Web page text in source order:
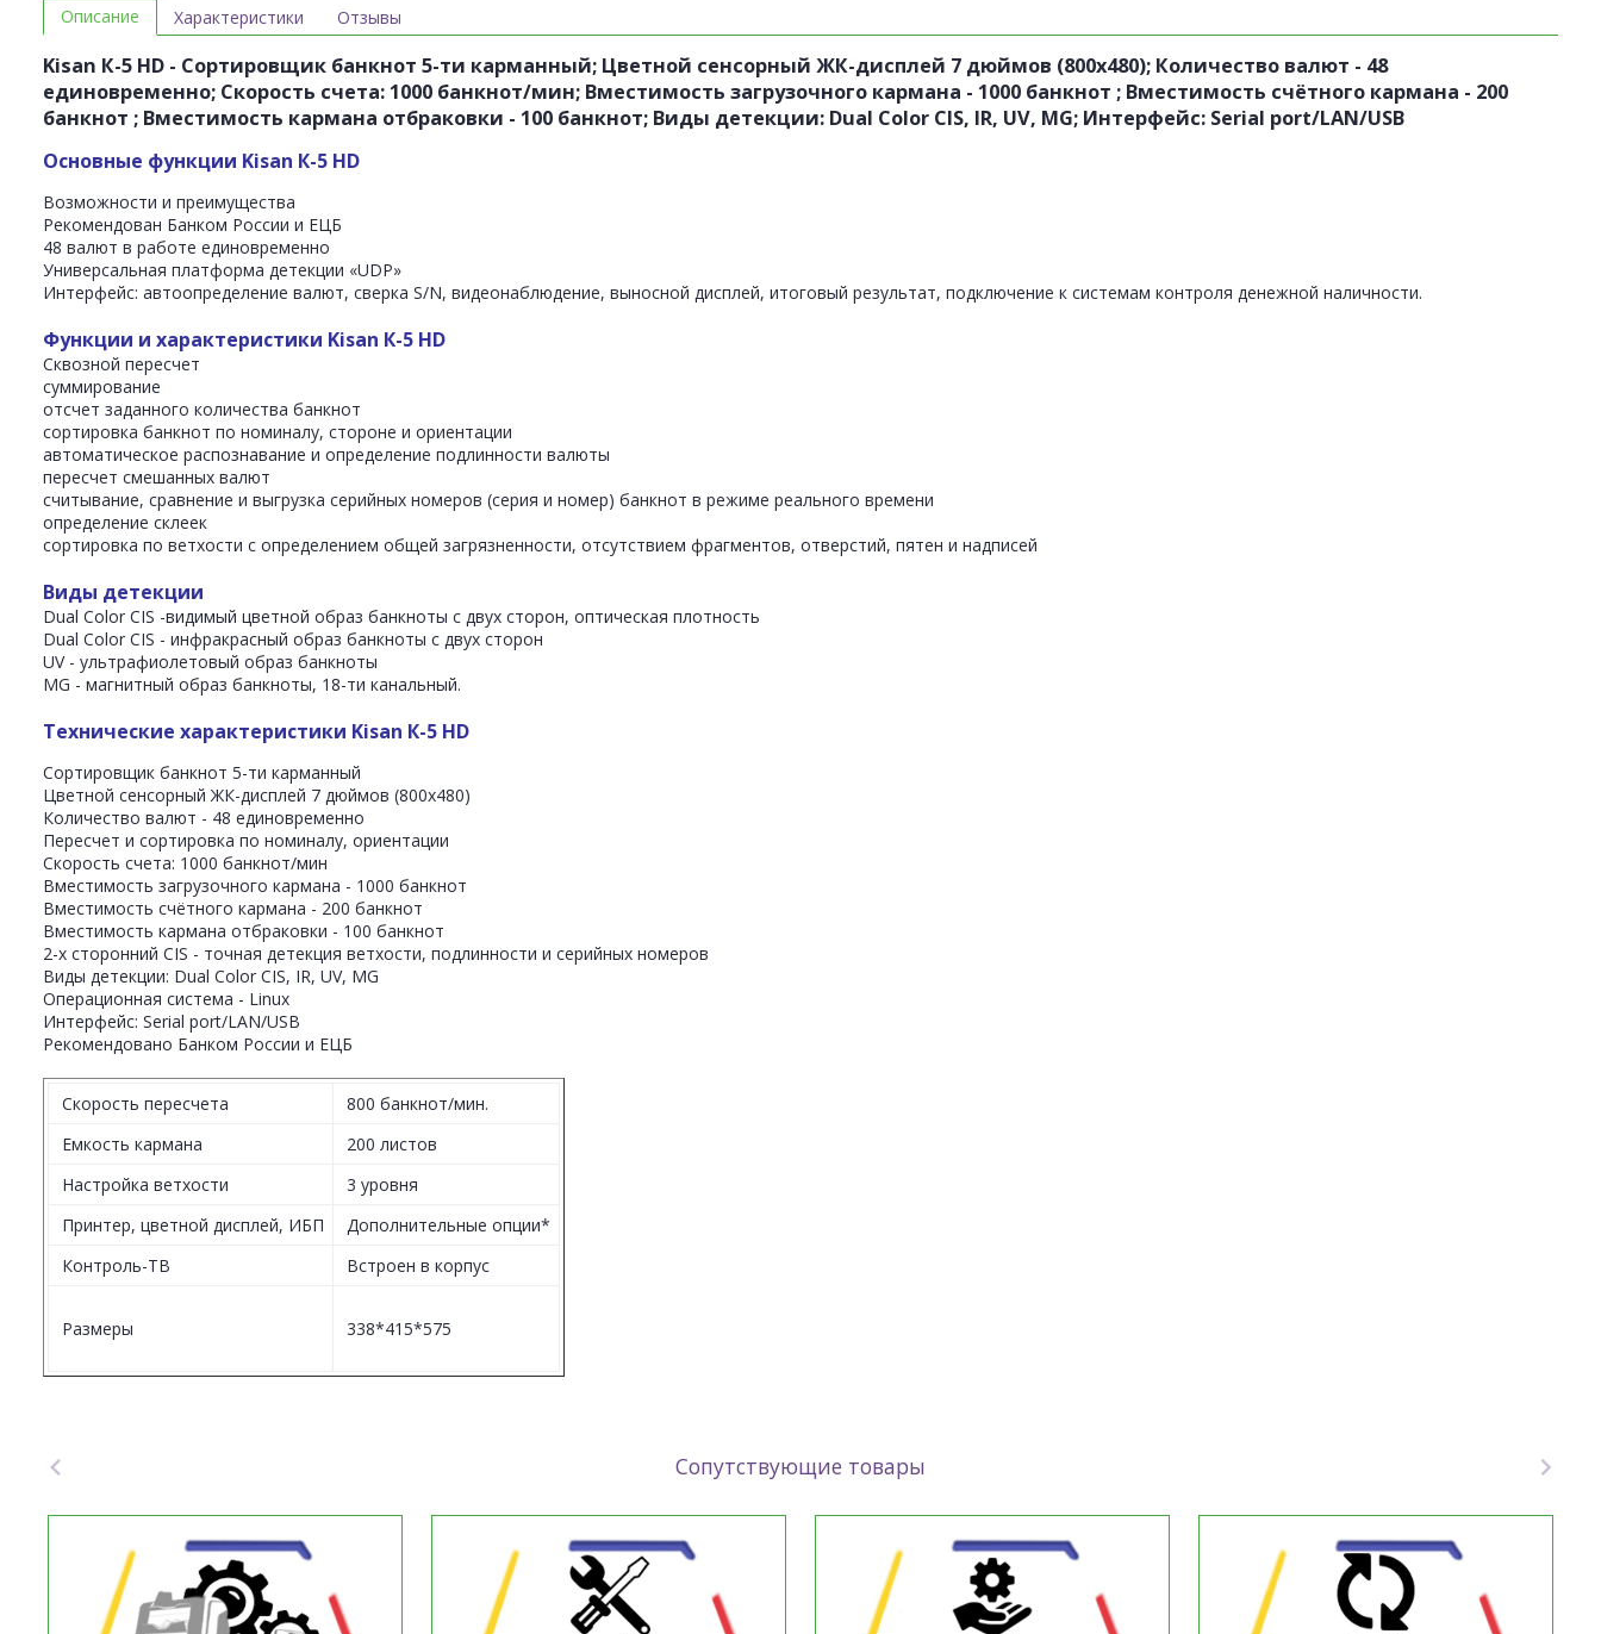
Описание
Kisan К-5 HD - Сортировщик банкнот 5-ти карманный; Цветной сенсорный ЖК-дисплей 7 дюймов (800х480); Количество валют - 48
единовременно; Скорость счета: 1000 банкнот/мин; Вместимость загрузочного кармана - 1000 банкнот ; Вместимость счётного кармана - 200
банкнот ; Вместимость кармана отбраковки - 100 банкнот; Виды детекции: Dual Color CIS, IR, UV, MG; Интерфейс: Serial port/LAN/USB
Основные функции Kisan К-5 HD
Возможности и преимущества
Рекомендован Банком России и ЕЦБ
48 валют в работе единовременно
Универсальная платформа детекции «UDP»
Интерфейс: автоопределение валют, сверка S/N, видеонаблюдение, выносной дисплей, итоговый результат, подключение к системам контроля денежной наличности.
Функции и характеристики Kisan К-5 HD
Сквозной пересчет
суммирование
отсчет заданного количества банкнот
сортировка банкнот по номиналу, стороне и ориентации
автоматическое распознавание и определение подлинности валюты
пересчет смешанных валют
считывание, сравнение и выгрузка серийных номеров (серия и номер) банкнот в режиме реального времени
определение склеек
сортировка по ветхости с определением общей загрязненности, отсутствием фрагментов, отверстий, пятен и надписей
Виды детекции
Dual Color CIS -видимый цветной образ банкноты с двух сторон, оптическая плотность
Dual Color CIS - инфракрасный образ банкноты с двух сторон
UV - ультрафиолетовый образ банкноты
MG - магнитный образ банкноты, 18-ти канальный.
Технические характеристики Kisan К-5 HD
Сортировщик банкнот 5-ти карманный
Цветной сенсорный ЖК-дисплей 7 дюймов (800х480)
Количество валют - 48 единовременно
Пересчет и сортировка по номиналу, ориентации
Скорость счета: 1000 банкнот/мин
Вместимость загрузочного кармана - 1000 банкнот
Вместимость счётного кармана - 200 банкнот
Вместимость кармана отбраковки - 100 банкнот
2-х сторонний CIS - точная детекция ветхости, подлинности и серийных номеров
Виды детекции: Dual Color CIS, IR, UV, MG
Операционная система - Linux
Интерфейс: Serial port/LAN/USB
Рекомендовано Банком России и ЕЦБ
Скорость пересчета
800 банкнот/мин.
Емкость кармана
200 листов
Настройка ветхости
3 уровня
Принтер, цветной дисплей, ИБП
Дополнительные опции*
Контроль-ТВ
Встроен в корпус
Размеры 338*415*575
Характеристики Отзывы
Сопутствующие товары